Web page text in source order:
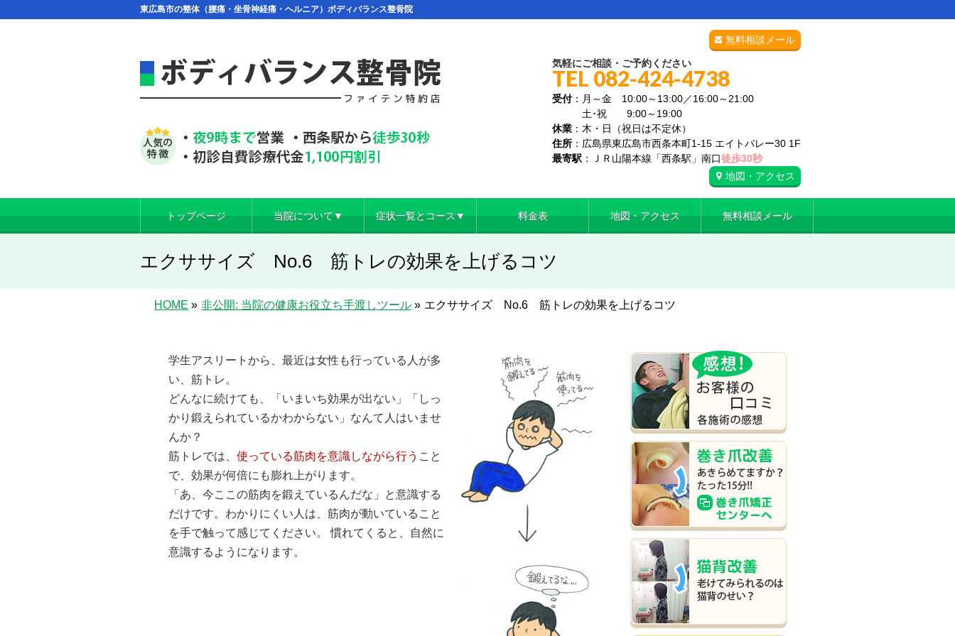
東広島市の整体（腰痛・坐骨神経痛・ヘルニア）ボディバランス整骨院
無料相談メール
気軽にご相談・ご予約ください
TEL 082-424-4738
受付：月～金 10:00～13:00／16:00～21:00
土･祝 9:00～19:00
休業 ：木・日（祝日は不定休）
住所 ：広島県東広島市西条本町1-15 エイトバレー30 1F
最寄駅 ：ＪＲ山陽本線「西条駅」南口徒歩30秒
地図・アクセス
トップページ 当院について▼ 症状一覧とコース▼ 料金表 地図・アクセス 無料相談メール
エクササイズ No.6 筋トレの効果を上げるコツ
HOME » 非公開: 当院の健康お役立ち手渡しツール » エクササイズ No.6 筋トレの効果を上げるコツ
学生アスリートから、最近は女性も行っている人が多
い、筋トレ。
どんなに続けても、「いまいち効果が出ない」「しっ
かり鍛えられているかわからない」なんて人はいませ
んか？
筋トレでは、 使っている筋肉を意識しながら行う こと
で、効果が何倍にも膨れ上がります。
「あ、今ここの筋肉を鍛えているんだな」と意識する
だけです。わかりにくい人は、筋肉が動いていること
を手で触って感じてください。 慣れてくると、自然に
意識するようになります。